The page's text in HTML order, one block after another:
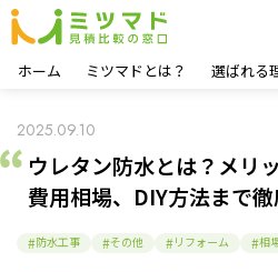
ホーム ミツマドとは？ 選ばれる
2025.09.10
ウレタン防水とは？メリ
費用相場、DIY方法まで
防水工事 その他 リフォーム 相